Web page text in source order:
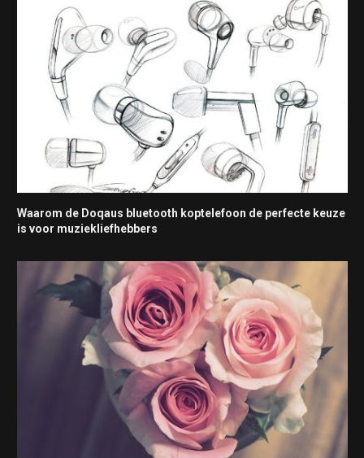
Waarom de Doqaus bluetooth koptelefoon de perfecte keuze
is voor muziekliefhebbers